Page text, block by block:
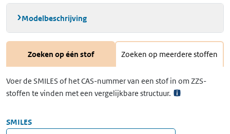
Modelbeschrijving
Zoeken op één stof Zoeken op meerdere stoffen
Voer de SMILES of het CAS-nummer van een stof in om ZZS-
stoffen te vinden met een vergelijkbare structuur.
SMILES